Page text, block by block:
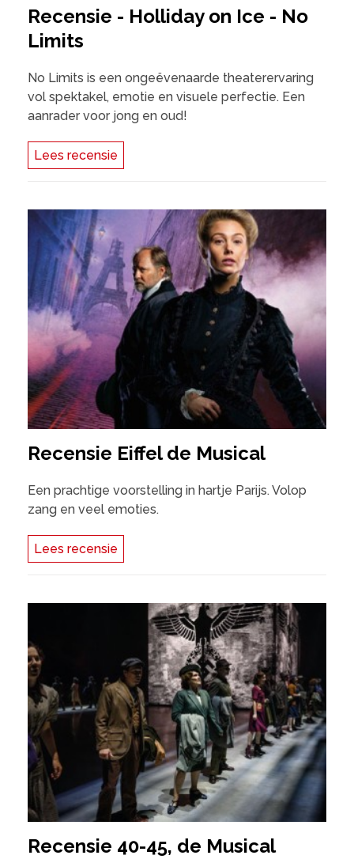
Recensie - Holliday on Ice - No
Limits
No Limits is een ongeëvenaarde theaterervaring
vol spektakel, emotie en visuele perfectie. Een
aanrader voor jong en oud!
Lees recensie
Recensie Eiffel de Musical
Een prachtige voorstelling in hartje Parijs. Volop
zang en veel emoties.
Lees recensie
Recensie 40-45, de Musical